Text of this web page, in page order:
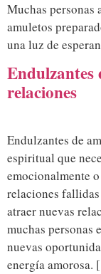
Muchas personas
amuletos
una luz de
Endulzantes
relaciones
Endulzantes de
espiritual que
emocionalmente
relaciones
atraer nuevas
muchas personas
nuevas
energía